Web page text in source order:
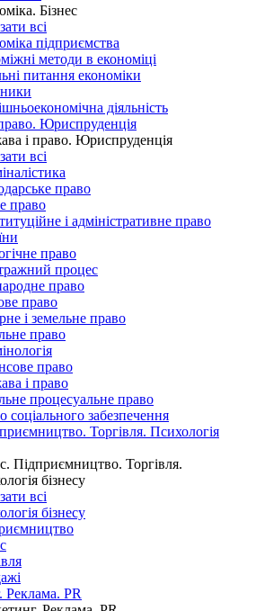
Бізнес
всі
підприємства
методи в економіці
питання економіки
діяльність
Юриспруденція
і право. Юриспруденція
всі
право
право
і адміністративне право
право
процес
право
право
і земельне право
право
право
і право
процесуальне право
соціального забезпечення
Торгівля. Психологія
Підприємництво. Торгівля.
бізнесу
всі
бізнесу
Реклама. PR